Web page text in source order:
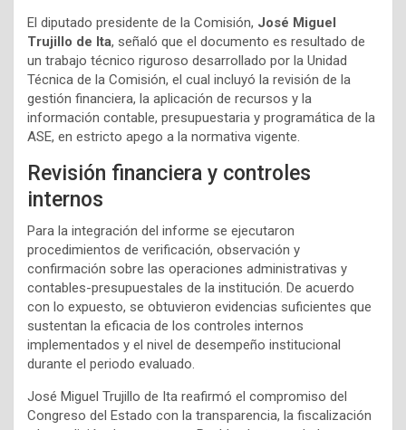
El diputado presidente de la Comisión, José Miguel
Trujillo de Ita, señaló que el documento es resultado de
un trabajo técnico riguroso desarrollado por la Unidad
Técnica de la Comisión, el cual incluyó la revisión de la
gestión financiera, la aplicación de recursos y la
información contable, presupuestaria y programática de la
ASE, en estricto apego a la normativa vigente.
Revisión financiera y controles
internos
Para la integración del informe se ejecutaron
procedimientos de verificación, observación y
confirmación sobre las operaciones administrativas y
contables-presupuestales de la institución. De acuerdo
con lo expuesto, se obtuvieron evidencias suficientes que
sustentan la eficacia de los controles internos
implementados y el nivel de desempeño institucional
durante el periodo evaluado.
José Miguel Trujillo de Ita reafirmó el compromiso del
Congreso del Estado con la transparencia, la fiscalización